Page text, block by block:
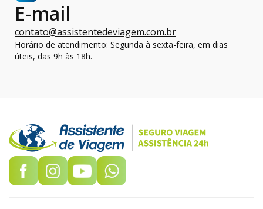
E-mail
contato@assistentedeviagem.com.br
Horário de atendimento: Segunda à sexta-feira, em dias
úteis, das 9h às 18h.